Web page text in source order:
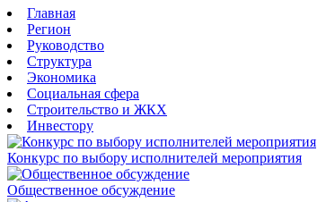
Главная
Регион
Руководство
Структура
Экономика
Социальная сфера
Строительство и ЖКХ
Инвестору
Конкурс по выбору исполнителей мероприятия
Общественное обсуждение